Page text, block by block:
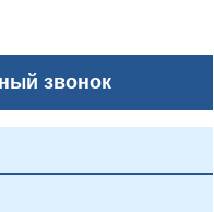
звонок